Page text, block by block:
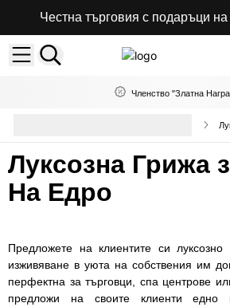
Честна търговия с подаръци на
Членство "Златна
Луксозна Грижа
На Едро
Предложете на клиентите си
изживяване в уюта на собствения им
перфектна за търговци, спа центрове
предложи на своите клиенти едно